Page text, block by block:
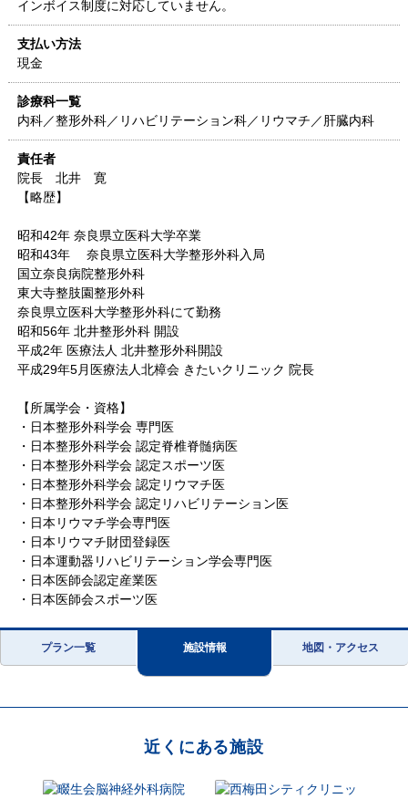
インボイス制度に対応していません。
支払い方法
現金
診療科一覧
内科／整形外科／リハビリテーション科／リウマチ／肝臓内科
責任者
院長 北井 寛
【略歴】
昭和42年 奈良県立医科大学卒業
昭和43年 奈良県立医科大学整形外科入局
国立奈良病院整形外科
東大寺整肢園整形外科
奈良県立医科大学整形外科にて勤務
昭和56年 北井整形外科 開設
平成2年 医療法人 北井整形外科開設
平成29年5月医療法人北樟会 きたいクリニック 院長
【所属学会・資格】
・日本整形外科学会 専門医
・日本整形外科学会 認定脊椎脊髄病医
・日本整形外科学会 認定スポーツ医
・日本整形外科学会 認定リウマチ医
・日本整形外科学会 認定リハビリテーション医
・日本リウマチ学会専門医
・日本リウマチ財団登録医
・日本運動器リハビリテーション学会専門医
・日本医師会認定産業医
・日本医師会スポーツ医
プラン一覧 施設情報 地図・アクセス
近くにある施設